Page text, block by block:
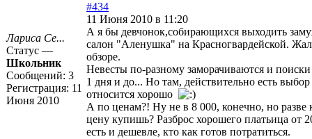
Лариса Се...
Статус —
Школьник
Сообщений: 3
Регистрация: 11
Июня 2010
#434
11 Июня 2010 в 11:20
А я бы девчонок,собирающихся выходить
салон "Аленушка" на Красногвардейской.
обзоре.
Невесты по-разному заморачиваются и
1 дня и до... Но там, действительно есть
относится хорошо
А по ценам?! Ну не в 8 000, конечно, но разве
цену купишь? Разброс хорошего платьица от
есть и дешевле, кто как готов потратиться.